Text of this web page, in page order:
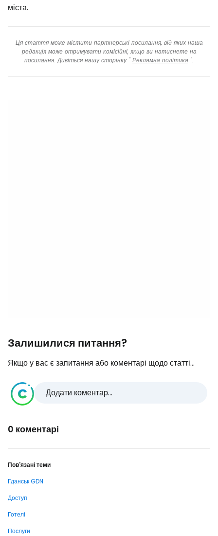
міста.
Ця стаття може містити партнерські посилання, від яких наша
редакція може отримувати комісійні, якщо ви натиснете на
посилання. Дивіться нашу сторінку " Рекламна політика ".
Залишилися питання?
Якщо у вас є запитання або коментарі щодо статті...
Додати коментар...
0 коментарі
Пов'язані теми
Гданськ GDN
Доступ
Готелі
Послуги